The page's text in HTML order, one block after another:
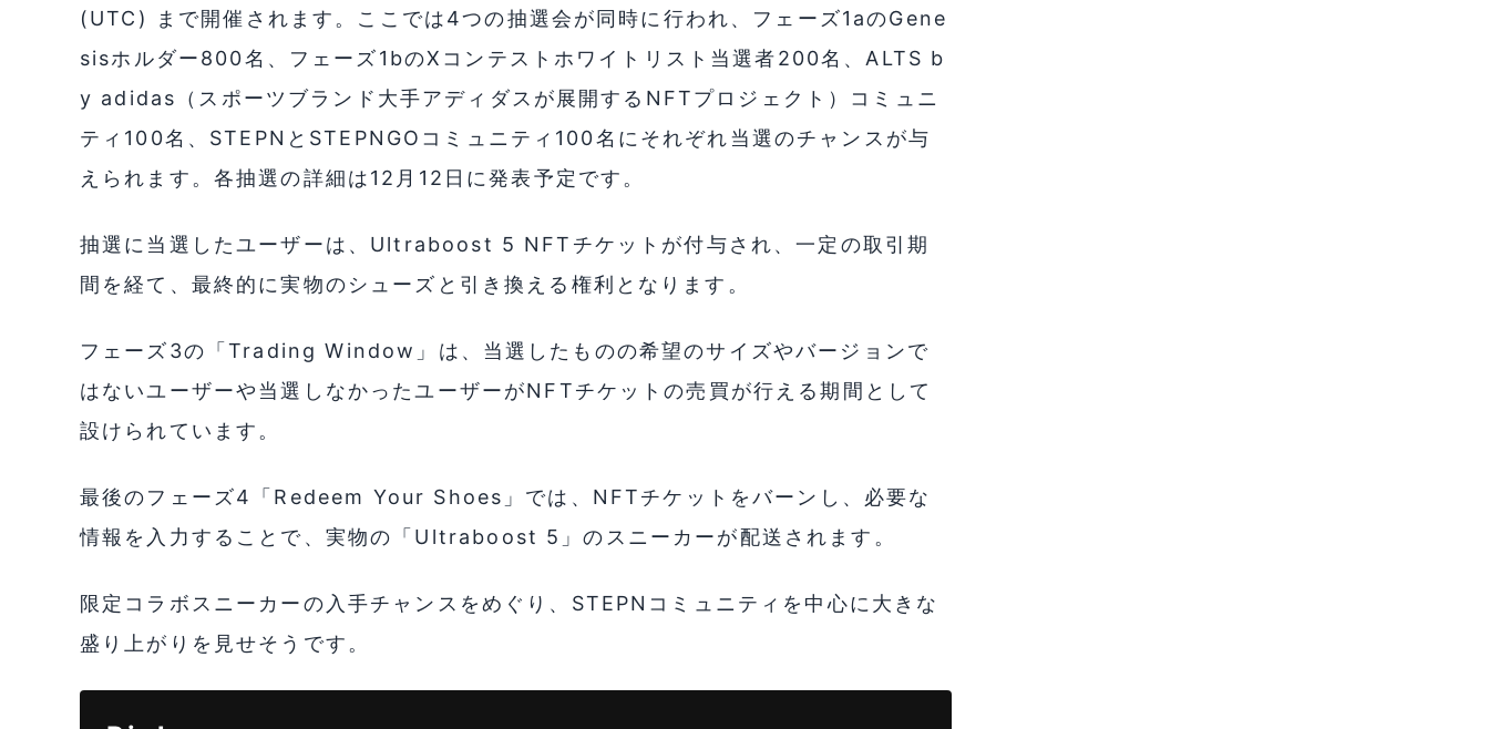
(UTC) まで開催されます。ここでは4つの抽選会が同時に行われ、フェーズ1aのGene
sisホルダー800名、フェーズ1bのXコンテストホワイトリスト当選者200名、ALTS b
y adidas（スポーツブランド大手アディダスが展開するNFTプロジェクト）コミュニ
ティ100名、STEPNとSTEPNGOコミュニティ100名にそれぞれ当選のチャンスが与
えられます。各抽選の詳細は12月12日に発表予定です。
抽選に当選したユーザーは、Ultraboost 5 NFTチケットが付与され、一定の取引期
間を経て、最終的に実物のシューズと引き換える権利となります。
フェーズ3の「Trading Window」は、当選したものの希望のサイズやバージョンで
はないユーザーや当選しなかったユーザーがNFTチケットの売買が行える期間として
設けられています。
最後のフェーズ4「Redeem Your Shoes」では、NFTチケットをバーンし、必要な
情報を入力することで、実物の「Ultraboost 5」のスニーカーが配送されます。
限定コラボスニーカーの入手チャンスをめぐり、STEPNコミュニティを中心に大きな
盛り上がりを見せそうです。